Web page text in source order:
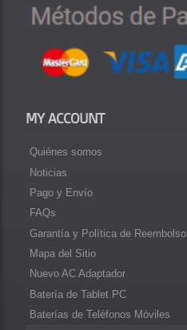
MY ACCOUNT
Quiénes somos
Noticias
Pago y Envío
FAQs
Garantía y Política de Reembolso
Mapa del Sitio
Nuevo AC Adaptador
Batería de Tablet PC
Baterías de Teléfonos Móviles